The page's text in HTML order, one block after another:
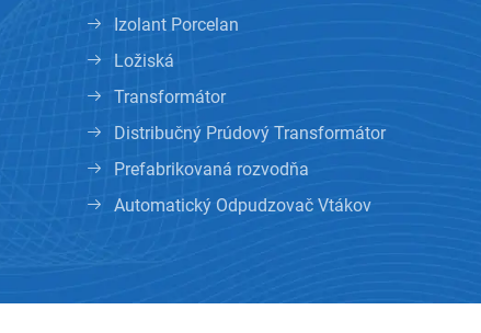
Izolant Porcelan
Ložiská
Transformátor
Distribučný Prúdový Transformátor
Prefabrikovaná rozvodňa
Automatický Odpudzovač Vtákov